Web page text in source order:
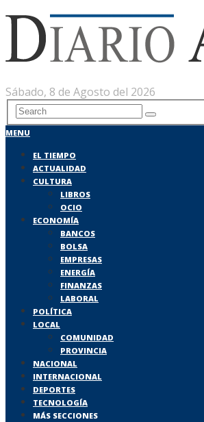
Sábado, 8 de Agosto del 2026
MENU
EL TIEMPO
ACTUALIDAD
CULTURA
LIBROS
OCIO
ECONOMÍA
BANCOS
BOLSA
EMPRESAS
ENERGÍA
FINANZAS
LABORAL
POLÍTICA
LOCAL
COMUNIDAD
PROVINCIA
NACIONAL
INTERNACIONAL
DEPORTES
TECNOLOGÍA
MÁS SECCIONES